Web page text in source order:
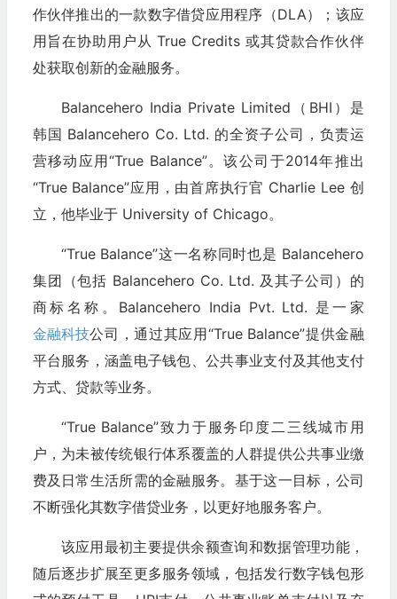
作伙伴推出的一款数字借贷应用程序（DLA）；该应
用旨在协助用户从 True Credits 或其贷款合作伙伴
处获取创新的金融服务。
Balancehero India Private Limited（BHI）是
韩国 Balancehero Co. Ltd. 的全资子公司，负责运
营移动应用“True Balance”。该公司于2014年推出
“True Balance”应用，由首席执行官 Charlie Lee 创
立，他毕业于 University of Chicago。
“True Balance”这一名称同时也是 Balancehero
集团（包括 Balancehero Co. Ltd. 及其子公司）的
商标名称。Balancehero India Pvt. Ltd. 是一家
金融科技公司，通过其应用“True Balance”提供金融
平台服务，涵盖电子钱包、公共事业支付及其他支付
方式、贷款等业务。
“True Balance”致力于服务印度二三线城市用
户，为未被传统银行体系覆盖的人群提供公共事业缴
费及日常生活所需的金融服务。基于这一目标，公司
不断强化其数字借贷业务，以更好地服务客户。
该应用最初主要提供余额查询和数据管理功能，
随后逐步扩展至更多服务领域，包括发行数字钱包形